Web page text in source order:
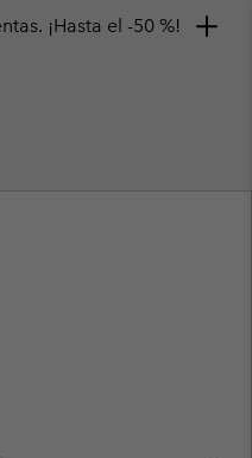
¡Hasta el -50 %!